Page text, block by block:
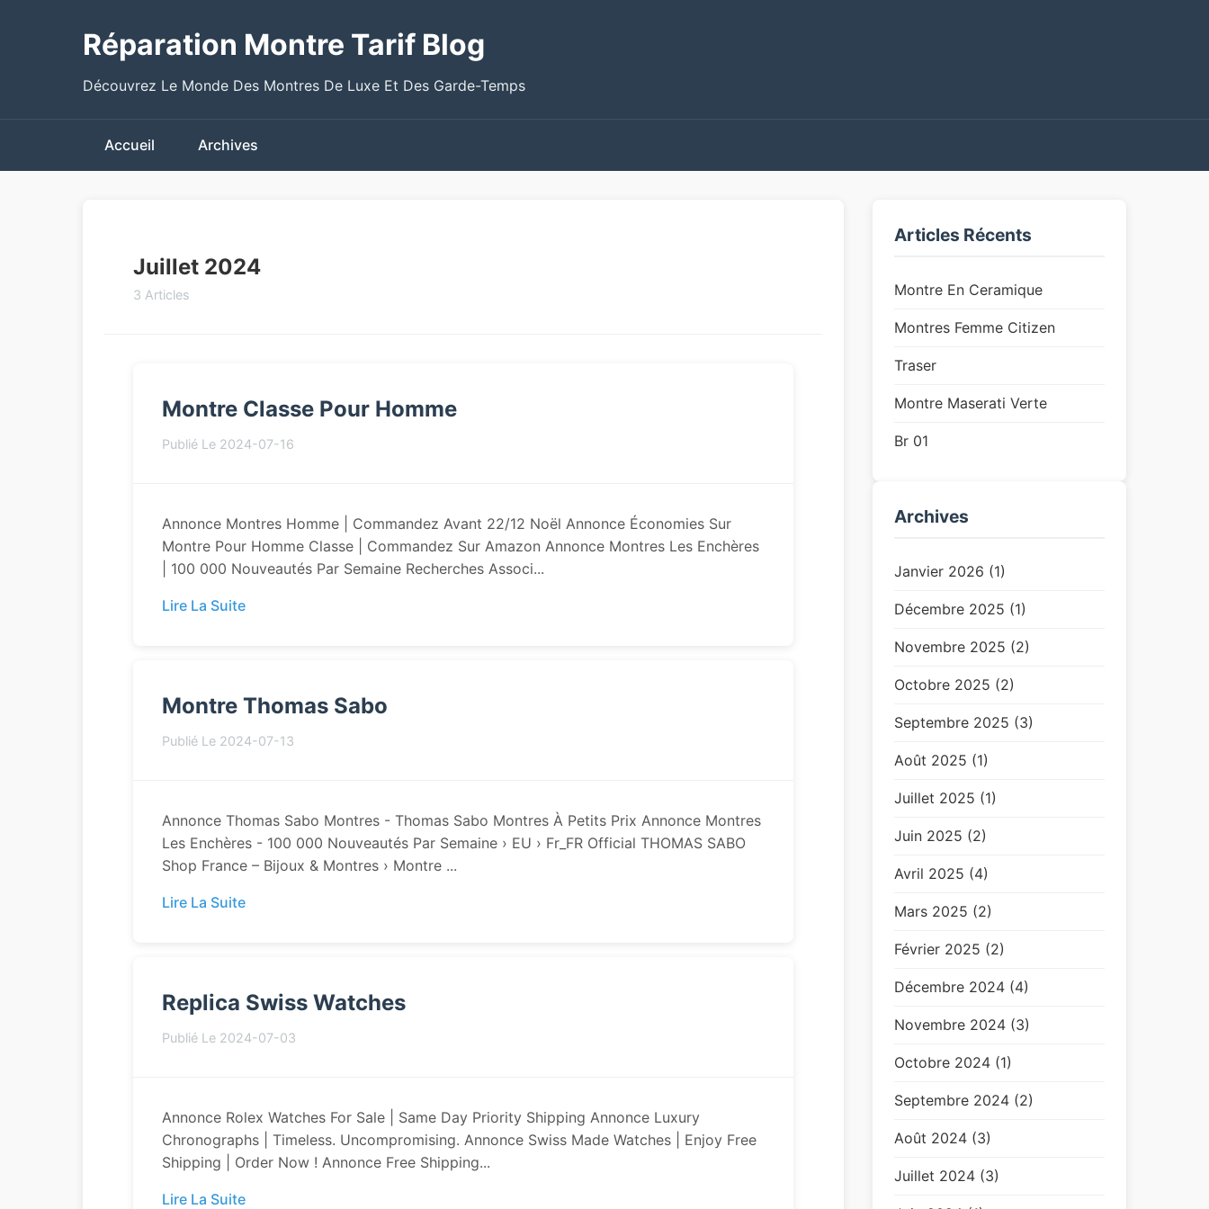
Réparation Montre Tarif Blog
Découvrez Le Monde Des Montres De Luxe Et Des Garde-Temps
Accueil Archives
Juillet 2024
3 Articles
Montre Classe Pour Homme
Publié Le 2024-07-16
Annonce Montres Homme | Commandez Avant 22/12 Noël Annonce Économies Sur
Montre Pour Homme Classe | Commandez Sur Amazon Annonce Montres Les Enchères
| 100 000 Nouveautés Par Semaine Recherches Associ...
Lire La Suite
Montre Thomas Sabo
Publié Le 2024-07-13
Annonce Thomas Sabo Montres - Thomas Sabo Montres À Petits Prix Annonce Montres
Les Enchères - 100 000 Nouveautés Par Semaine › EU › Fr_FR Official THOMAS SABO
Shop France – Bijoux & Montres › Montre ...
Lire La Suite
Replica Swiss Watches
Publié Le 2024-07-03
Annonce Rolex Watches For Sale | Same Day Priority Shipping Annonce Luxury
Chronographs | Timeless. Uncompromising. Annonce Swiss Made Watches | Enjoy Free
Shipping | Order Now ! Annonce Free Shipping...
Lire La Suite
Articles Récents
Montre En Ceramique
Montres Femme Citizen
Traser
Montre Maserati Verte
Br 01
Archives
Janvier 2026 (1)
Décembre 2025 (1)
Novembre 2025 (2)
Octobre 2025 (2)
Septembre 2025 (3)
Août 2025 (1)
Juillet 2025 (1)
Juin 2025 (2)
Avril 2025 (4)
Mars 2025 (2)
Février 2025 (2)
Décembre 2024 (4)
Novembre 2024 (3)
Octobre 2024 (1)
Septembre 2024 (2)
Août 2024 (3)
Juillet 2024 (3)